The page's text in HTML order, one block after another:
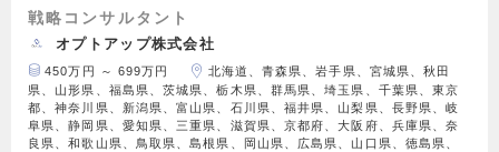
戦略コンサルタント
オプトアップ株式会社
450万円 ～ 699万円
北海道、青森県、岩手県、宮城県、秋田
県、山形県、福島県、茨城県、栃木県、群馬県、埼玉県、千葉県、東京
都、神奈川県、新潟県、富山県、石川県、福井県、山梨県、長野県、岐
阜県、静岡県、愛知県、三重県、滋賀県、京都府、大阪府、兵庫県、奈
良県、和歌山県、鳥取県、島根県、岡山県、広島県、山口県、徳島県、